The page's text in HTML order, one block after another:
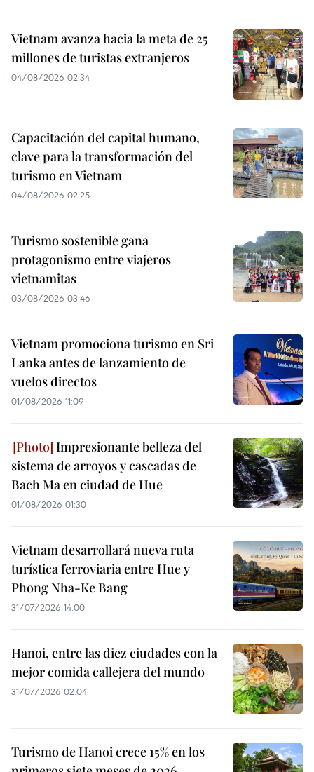
Vietnam avanza hacia la meta de 25
millones de turistas extranjeros
04/08/2026 02:34
Capacitación del capital humano,
clave para la transformación del
turismo en Vietnam
04/08/2026 02:25
Turismo sostenible gana
protagonismo entre viajeros
vietnamitas
03/08/2026 03:46
Vietnam promociona turismo en Sri
Lanka antes de lanzamiento de
vuelos directos
01/08/2026 11:09
Impresionante belleza del
sistema de arroyos y cascadas de
Bach Ma en ciudad de Hue
01/08/2026 01:30
Vietnam desarrollará nueva ruta
turística ferroviaria entre Hue y
Phong Nha-Ke Bang
31/07/2026 14:00
Hanoi, entre las diez ciudades con la
mejor comida callejera del mundo
31/07/2026 02:04
Turismo de Hanoi crece 15% en los